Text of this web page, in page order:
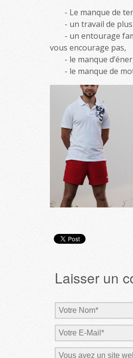
Le manque de
un travail de
un entourage
vous encourage pas,
le manque
le manque de
Laisser un